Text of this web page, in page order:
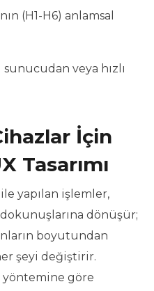
(H1-H6) anlamsal
veya hızlı
İçin
Tasarımı
yapılan işlemler,
dönüşür;
boyutundan
şeyi değiştirir.
yöntemine göre